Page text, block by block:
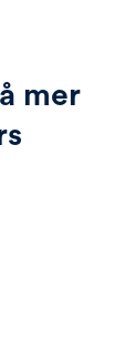
mer